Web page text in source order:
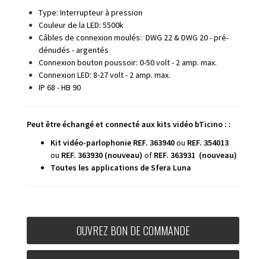
Type: Interrupteur à pression
Couleur de la LED: 5500k
Câbles de connexion moulés: DWG 22 & DWG 20 - pré-
dénudés - argentés
Connexion bouton poussoir: 0-50 volt - 2 amp. max.
Connexion LED: 8-27 volt - 2 amp. max.
IP 68 - HB 90
Peut être échangé et connecté aux kits vidéo bTicino : :
Kit vidéo-parlophonie REF. 363940ou REF. 354013
ou REF. 363930 (nouveau) of REF. 363931 (nouveau)
Toutes les applications de Sfera Luna
OUVREZ BON DE COMMANDE